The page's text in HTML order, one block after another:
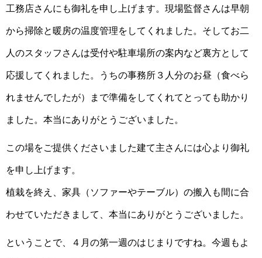
工務店さんにも御礼を申し上げます。現場監督さんは早朝
から掃除と暖房の温度管理をしてくれました。そしてお二
人のスタッフさんは受付や駐車場所の案内など裏方として
応援してくれました。うちの事務所３人分のお昼（食べら
れませんでしたが）まで準備をしてくれてとっても助かり
ました。本当にありがとうございました。
この場をご提供くださいました建て主さんには心より御礼
を申し上げます。
植栽を終え、家具（ソファーやテーブル）の搬入も間に合
わせていただきまして、本当にありがとうございました。
ということで、４月の第一週のはじまりですね。今週もよ